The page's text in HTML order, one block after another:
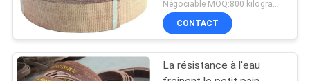
UNE
CITATION
PLAN
excellente résistance à
l'huile
Négociable MOQ:800 kilogrammes
CONTACT
La résistance à l'eau